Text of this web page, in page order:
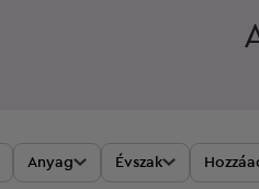
Anyag Évszak